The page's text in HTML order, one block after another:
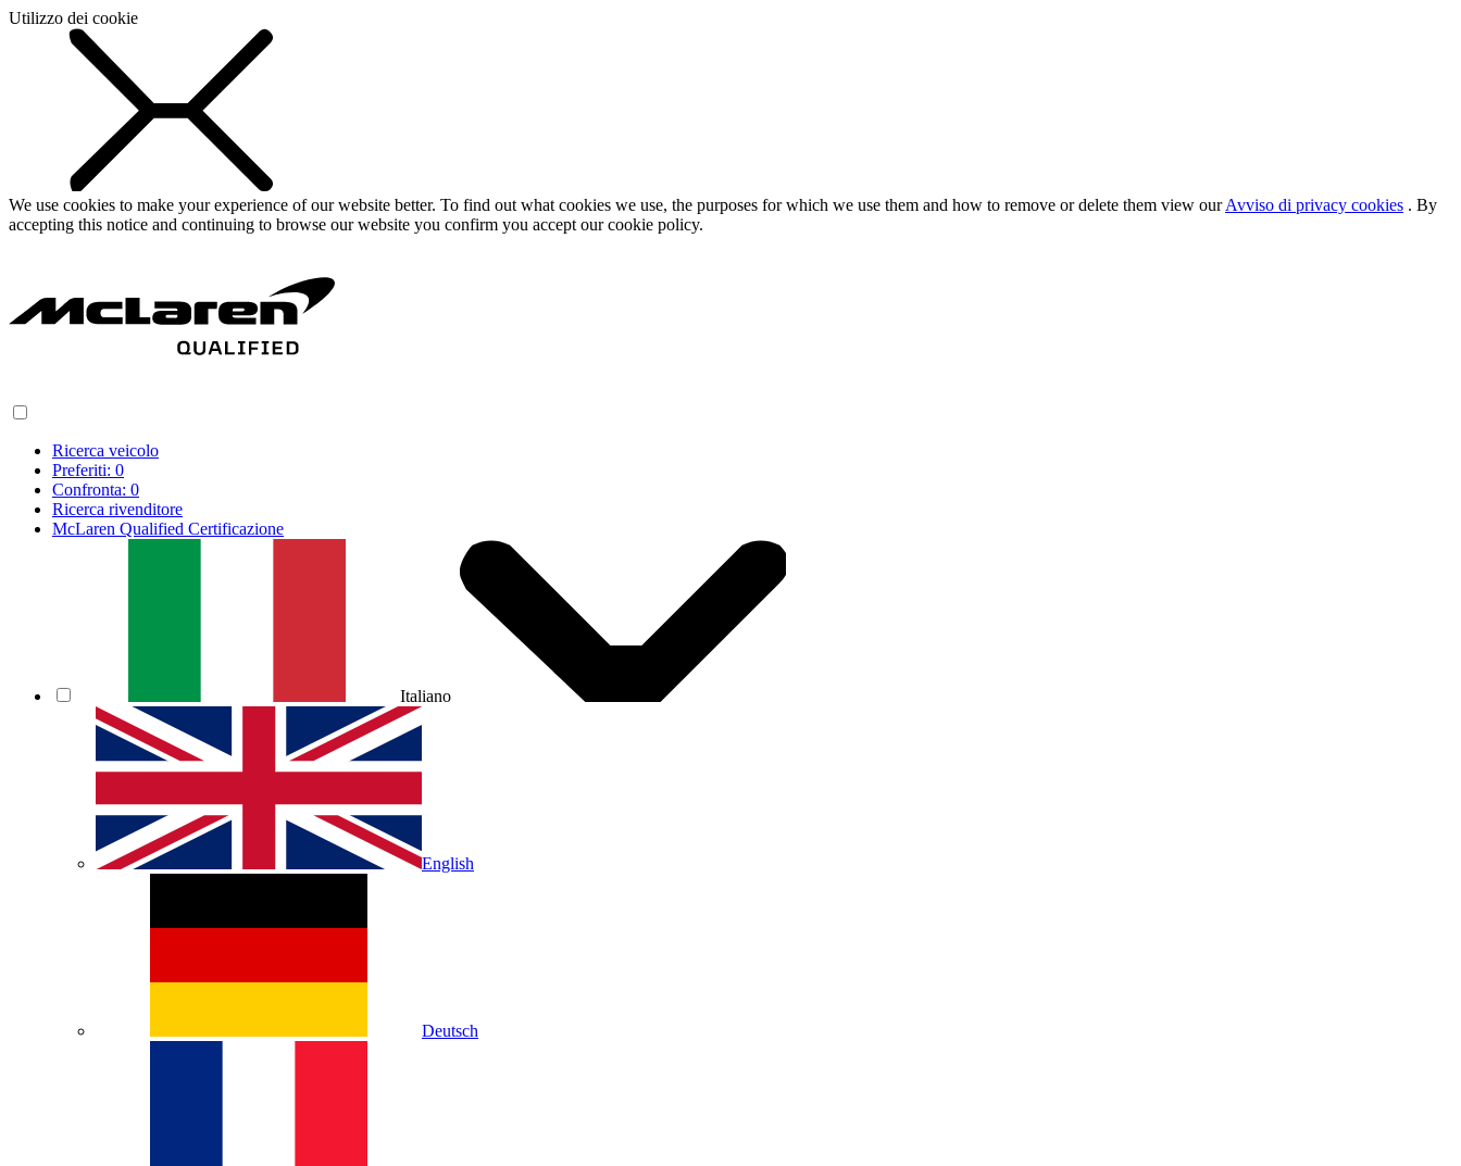
Utilizzo dei cookie
We use cookies to make your experience of our website better. To find out what cookies we use, the purposes for which we use them and how to remove or delete them view ourAvviso di privacy cookies . By
accepting this notice and continuing to browse our website you confirm you accept our cookie policy.
Ricerca veicolo
Preferiti: 0
Confronta: 0
Ricerca rivenditore
McLaren Qualified Certificazione
Italiano
English
Deutsch